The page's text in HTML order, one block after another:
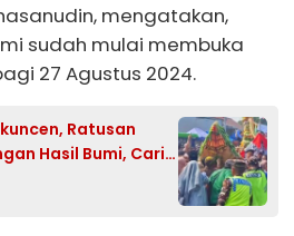
mengatakan,
sudah mulai membuka
27 Agustus 2024.
Ratusan
Hasil Bumi, Cari